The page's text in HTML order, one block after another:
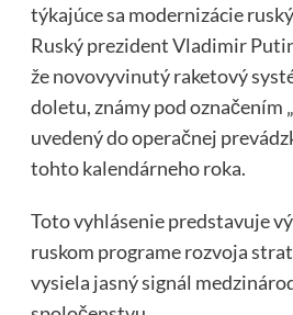
týkajúce sa modernizácie
Ruský prezident Vladimir
že novovyvinutý raketový
doletu, známy pod označením
uvedený do operačnej
tohto kalendárneho roka.
Toto vyhlásenie predstavuje
ruskom programe rozvoja
vysiela jasný signál